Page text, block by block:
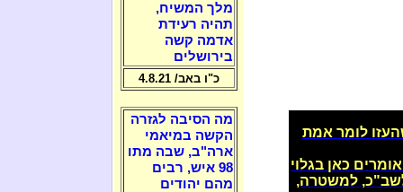
לומר אמת
כאן בגלוי
למשטרה,
מלך המשיח,
תהיה רעידת
אדמה קשה
בירושלים
כ"ו באב/ 4.8.21
מה הסיבה לגזרה
הקשה במיאמי
ארה"ב, שבה מתו
98 איש, רבים
מהם יהודים